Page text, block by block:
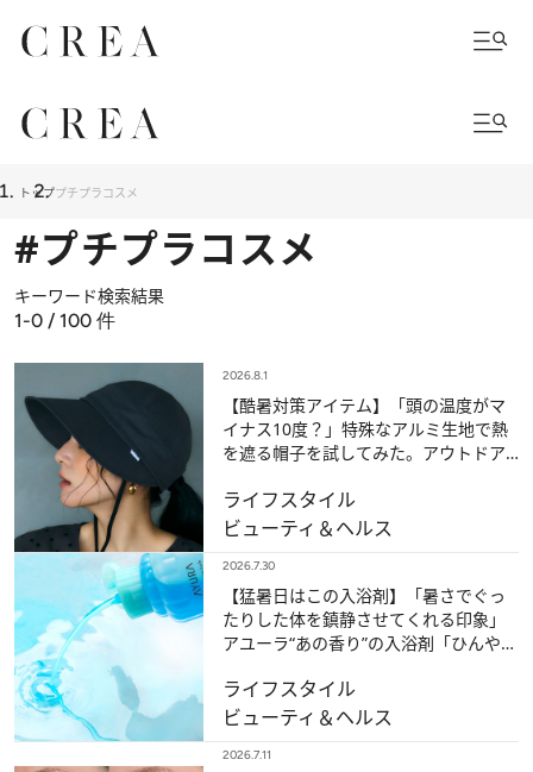
トッププチプラコスメ
#プチプラコスメ
キーワード検索結果
1-0 / 100 件
2026.8.1
【酷暑対策アイテム】「頭の温度がマ
イナス10度？」特殊なアルミ生地で熱
を遮る帽子を試してみた。アウトドア
ライフスタイル
ビューティ＆ヘルス
2026.7.30
【猛暑日はこの入浴剤】「暑さでぐっ
たりした体を鎮静させてくれる印象」
アユーラ“あの香り”の入浴剤「ひんや
ライフスタイル
ビューティ＆ヘルス
2026.7.11